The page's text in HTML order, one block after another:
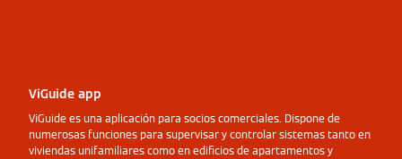
ViGuide app
ViGuide es una aplicación para socios comerciales. Dispone de
numerosas funciones para supervisar y controlar sistemas tanto en
viviendas unifamiliares como en edificios de apartamentos y